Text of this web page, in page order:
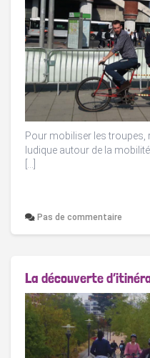
Pour mobiliser les troupes,
ludique autour de la
Pas de commentaire
La découverte